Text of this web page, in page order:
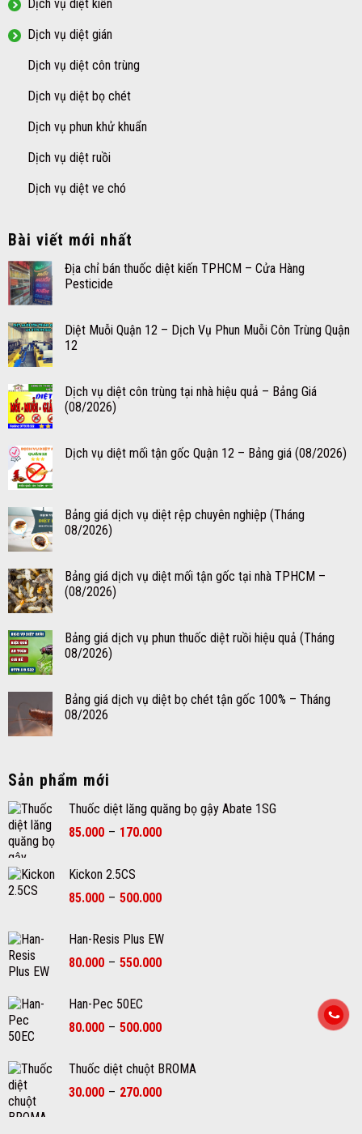
Dịch vụ diệt kiến
Dịch vụ diệt gián
Dịch vụ diệt côn trùng
Dịch vụ diệt bọ chét
Dịch vụ phun khử khuẩn
Dịch vụ diệt ruồi
Dịch vụ diệt ve chó
Bài viết mới nhất
Địa chỉ bán thuốc diệt kiến TPHCM – Cửa Hàng
Pesticide
Diệt Muỗi Quận 12 – Dịch Vụ Phun Muỗi Côn Trùng Quận
12
Dịch vụ diệt côn trùng tại nhà hiệu quả – Bảng Giá
(08/2026)
Dịch vụ diệt mối tận gốc Quận 12 – Bảng giá (08/2026)
Bảng giá dịch vụ diệt rệp chuyên nghiệp (Tháng
08/2026)
Bảng giá dịch vụ diệt mối tận gốc tại nhà TPHCM –
(08/2026)
Bảng giá dịch vụ phun thuốc diệt ruồi hiệu quả (Tháng
08/2026)
Bảng giá dịch vụ diệt bọ chét tận gốc 100% – Tháng
08/2026
Sản phẩm mới
Thuốc diệt lăng quăng bọ gậy Abate 1SG
85.000 – 170.000Khoảng
đến
Kickon 2.5CS
85.000 – 500.000Khoảng
85.000₫
đến
Han-Resis Plus EW
80.000 – 550.000Khoảng
đến
Han-Pec 50EC
80.000 – 500.000Khoảng
80.000₫
đến
Thuốc diệt chuột BROMA
30.000 – 270.000Khoảng